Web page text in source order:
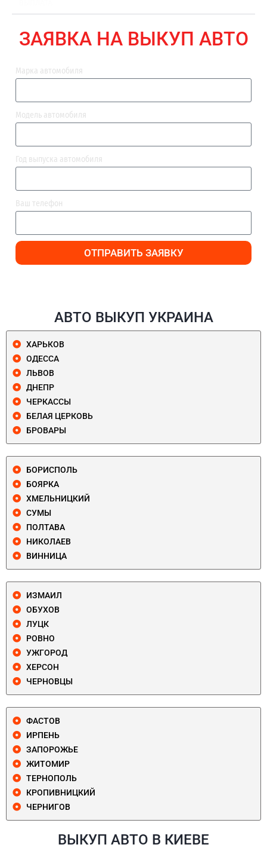
ЗАЯВКА НА ВЫКУП АВТО
Марка автомобиля
Модель автомобиля
Год выпуска автомобиля
Ваш телефон
ОТПРАВИТЬ ЗАЯВКУ
АВТО ВЫКУП УКРАИНА
ХАРЬКОВ
ОДЕССА
ЛЬВОВ
ДНЕПР
ЧЕРКАССЫ
БЕЛАЯ ЦЕРКОВЬ
БРОВАРЫ
БОРИСПОЛЬ
БОЯРКА
ХМЕЛЬНИЦКИЙ
СУМЫ
ПОЛТАВА
НИКОЛАЕВ
ВИННИЦА
ИЗМАИЛ
ОБУХОВ
ЛУЦК
РОВНО
УЖГОРОД
ХЕРСОН
ЧЕРНОВЦЫ
ФАСТОВ
ИРПЕНЬ
ЗАПОРОЖЬЕ
ЖИТОМИР
ТЕРНОПОЛЬ
КРОПИВНИЦКИЙ
ЧЕРНИГОВ
ВЫКУП АВТО В КИЕВЕ